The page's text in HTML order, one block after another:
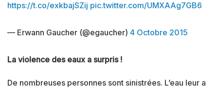
https://t.co/exkbajSZij pic.twitter.com/UMXAAg7GB6
— Erwann Gaucher (@egaucher) 4 Octobre 2015
La violence des eaux a surpris !
De nombreuses personnes sont sinistrées. L’eau leur a